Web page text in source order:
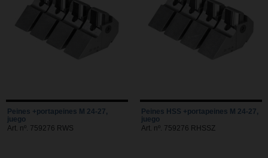
Peines +portapeines M 24-27,
juego
Art. nº. 759276 RWS
Peines HSS +portapeines M 24-27,
juego
Art. nº. 759276 RHSSZ